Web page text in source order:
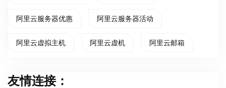
阿里云服务器优惠 阿里云服务器活动
阿里云虚拟主机 阿里云虚机 阿里云邮箱
友情连接：